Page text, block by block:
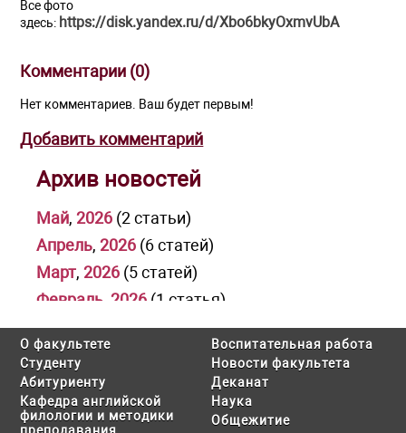
Все фото
здесь: https://disk.yandex.ru/d/Xbo6bkyOxmvUbA
Комментарии (0)
Нет комментариев. Ваш будет первым!
Добавить комментарий
Архив новостей
Май, 2026 (2 статьи)
Апрель, 2026 (6 статей)
Март, 2026 (5 статей)
Февраль 2026 (1 статья)
Январь,2026(1 статья)
Декабрь,
(3 статьи)
Ноябрь,2025
(1 статья)
Октябрь,2025(2 статьи)
О факультете
Студенту
Абитуриенту
Кафедра английской
филологии и методики
Воспитательная работа
Новости факультета
Деканат
Наука
Общежитие